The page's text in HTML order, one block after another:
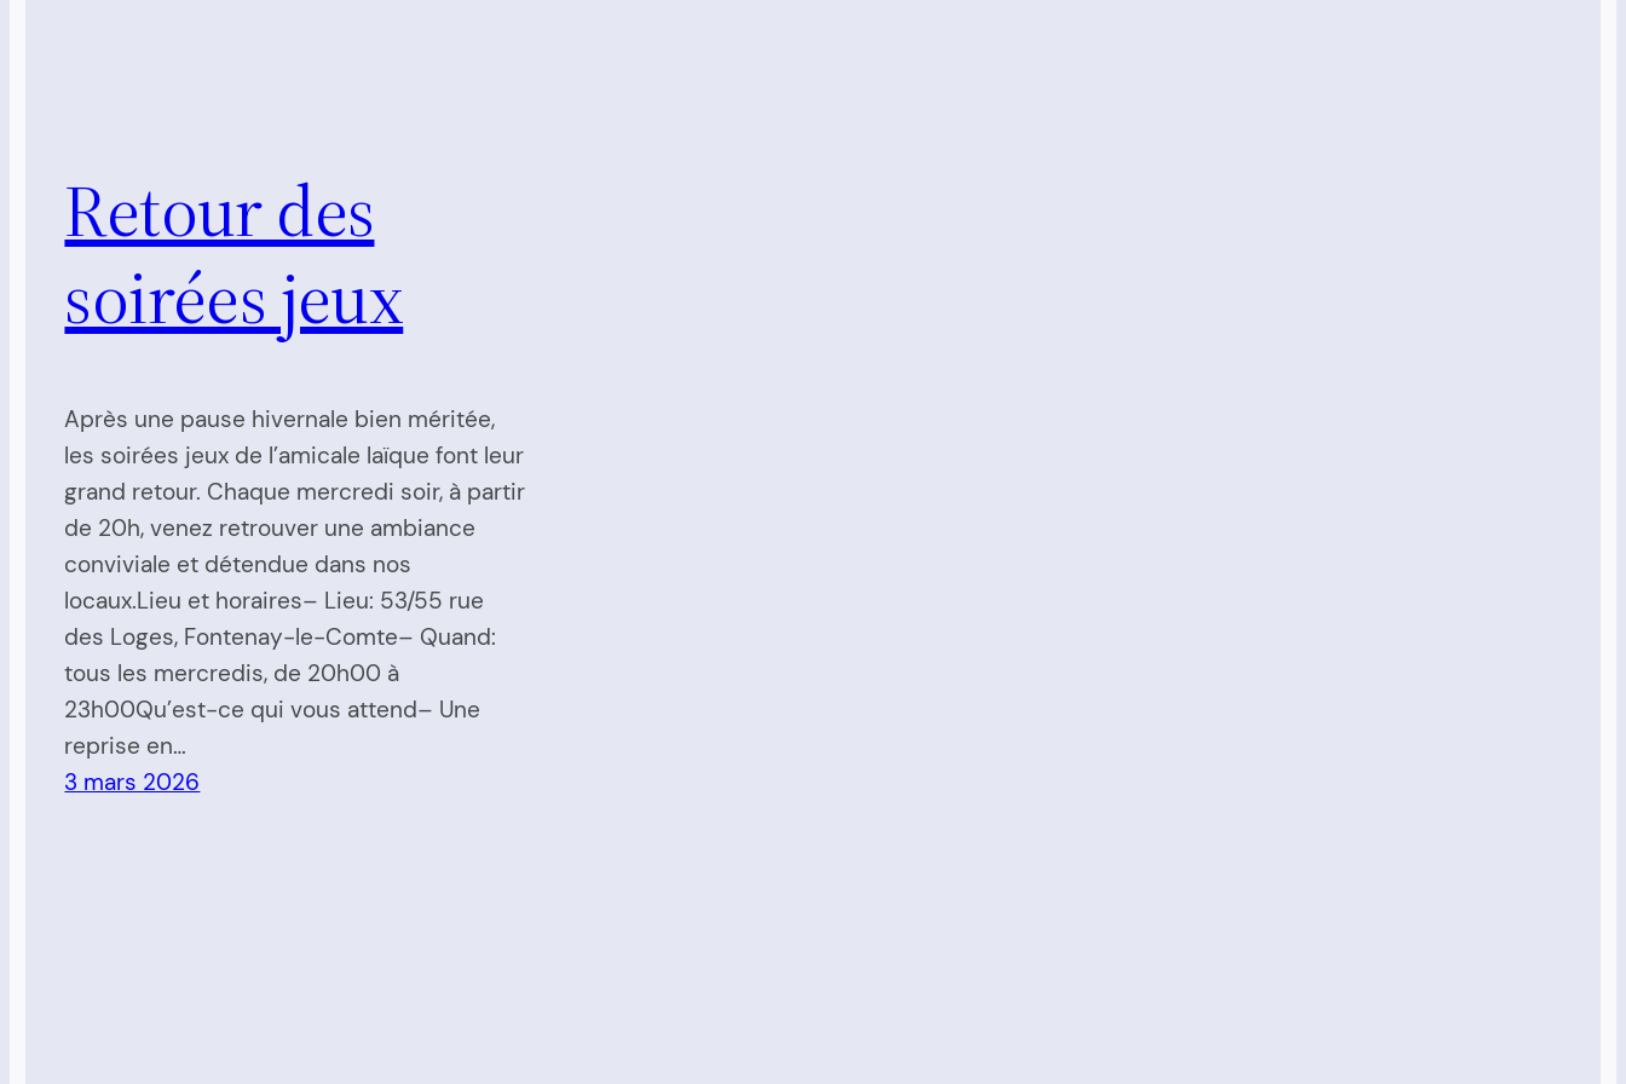
Retour des
soirées jeux
Après une pause hivernale bien méritée,
les soirées jeux de l’amicale laïque font leur
grand retour. Chaque mercredi soir, à partir
de 20h, venez retrouver une ambiance
conviviale et détendue dans nos
locaux.Lieu et horaires– Lieu: 53/55 rue
des Loges, Fontenay-le-Comte– Quand:
tous les mercredis, de 20h00 à
23h00Qu’est-ce qui vous attend– Une
reprise en…
3 mars 2026